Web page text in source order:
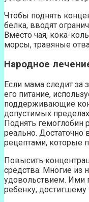
Чтобы поднять
белка, вводят
Вместо чая, кока-
морсы, травяные
Народное
Если мама следит за
его питание,
поддерживающие
допустимых
Поднять гемоглобин
реально. Достаточно
рецептами, которые
Повысить
средства. Многие из
удовольствием. Ими
ребенку,